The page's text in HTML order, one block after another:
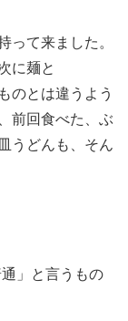
って来ました。
に麺と
のとは違うよう
前回食べた、ぶ
うどんも、そん
」と言うもの